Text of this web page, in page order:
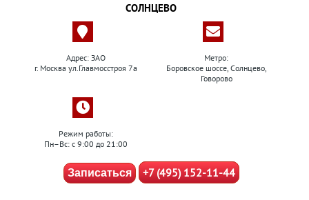
СОЛНЦЕВО
Адрес: ЗАО
г. Москва ул.Главмосстроя 7а
Метро:
Боровское шоссе, Солнцево,
Говорово
Режим работы:
Пн–Вс: с 9:00 до 21:00
Записаться +7 (495) 152-11-44